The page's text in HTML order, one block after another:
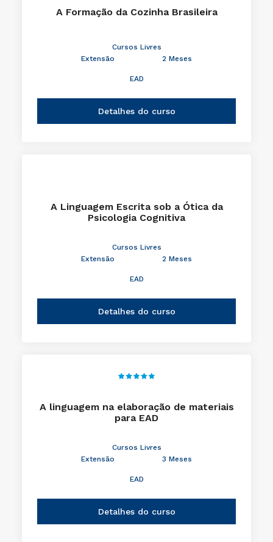
A Formação da Cozinha Brasileira
Cursos Livres
Extensão
2 Meses
EAD
Detalhes do curso
A Linguagem Escrita sob a Ótica da
Psicologia Cognitiva
Cursos Livres
Extensão
2 Meses
EAD
Detalhes do curso
A linguagem na elaboração de materiais
para EAD
Cursos Livres
Extensão
3 Meses
EAD
Detalhes do curso